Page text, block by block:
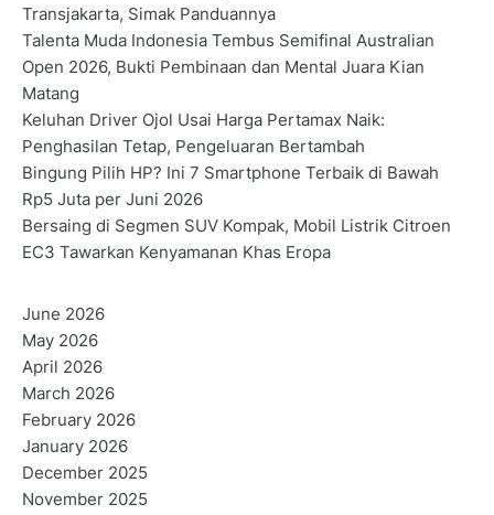
Transjakarta, Simak Panduannya
Talenta Muda Indonesia Tembus Semifinal Australian
Open 2026, Bukti Pembinaan dan Mental Juara Kian
Matang
Keluhan Driver Ojol Usai Harga Pertamax Naik:
Penghasilan Tetap, Pengeluaran Bertambah
Bingung Pilih HP? Ini 7 Smartphone Terbaik di Bawah
Rp5 Juta per Juni 2026
Bersaing di Segmen SUV Kompak, Mobil Listrik Citroen
EC3 Tawarkan Kenyamanan Khas Eropa
June 2026
May 2026
April 2026
March 2026
February 2026
January 2026
December 2025
November 2025